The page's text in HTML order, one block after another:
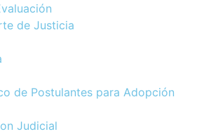
de Justicia
de Postulantes para Adopción
Judicial